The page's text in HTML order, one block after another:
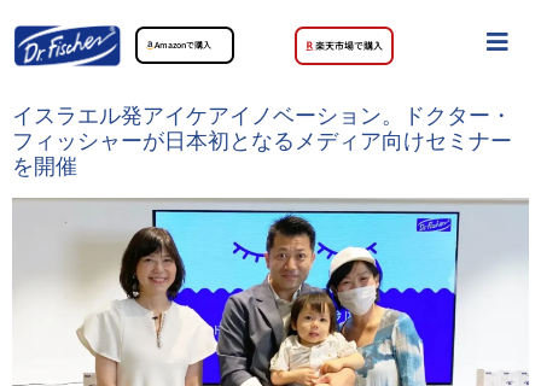
Amazonで購入 楽天市場で購入
イスラエル発アイケアイノベーション。ドクター・
フィッシャーが日本初となるメディア向けセミナー
を開催